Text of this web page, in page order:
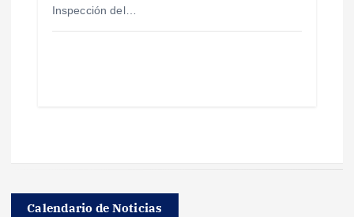
Inspección del…
Calendario de Noticias